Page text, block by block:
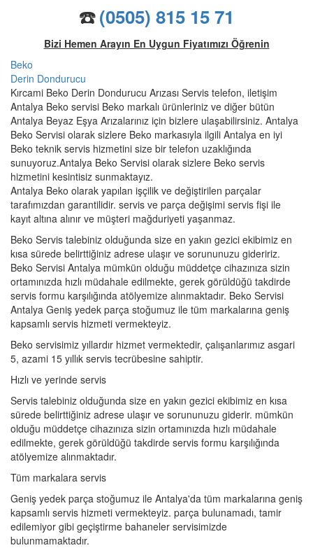
☎️(0505) 815 15 71
Bizi Hemen Arayın En Uygun Fiyatımızı Öğrenin
Beko
Derin Dondurucu
Kırcami Beko Derin Dondurucu Arızası Servis telefon, iletişim
Antalya Beko servisi Beko markalı ürünleriniz ve diğer bütün
Antalya Beyaz Eşya Arızalarınız için bizlere ulaşabilirsiniz. Antalya
Beko Servisi olarak sizlere Beko markasıyla ilgili Antalya en iyi
Beko teknik servis hizmetini size bir telefon uzaklığında
sunuyoruz.Antalya Beko Servisi olarak sizlere Beko servis
hizmetini kesintisiz sunmaktayız.
Antalya Beko olarak yapılan işçilik ve değiştirilen parçalar
tarafımızdan garantilidir. servis ve parça değişimi servis fişi ile
kayıt altına alınır ve müşteri mağduriyeti yaşanmaz.
Beko Servis talebiniz olduğunda size en yakın gezici ekibimiz en
kısa sürede belirttiğiniz adrese ulaşır ve sorununuzu gideririz.
Beko Servisi Antalya mümkün olduğu müddetçe cihazınıza sizin
ortamınızda hızlı müdahale edilmekte, gerek görüldüğü takdirde
servis formu karşılığında atölyemize alınmaktadır. Beko Servisi
Antalya Geniş yedek parça stoğumuz ile tüm markalarına geniş
kapsamlı servis hizmeti vermekteyiz.
Beko servisimiz yıllardır hizmet vermektedir, çalışanlarımız asgari
5, azami 15 yıllık servis tecrübesine sahiptir.
Hızlı ve yerinde servis
Servis talebiniz olduğunda size en yakın gezici ekibimiz en kısa
sürede belirttiğiniz adrese ulaşır ve sorununuzu giderir. mümkün
olduğu müddetçe cihazınıza sizin ortamınızda hızlı müdahale
edilmekte, gerek görüldüğü takdirde servis formu karşılığında
atölyemize alınmaktadır.
Tüm markalara servis
Geniş yedek parça stoğumuz ile Antalya'da tüm markalarına geniş
kapsamlı servis hizmeti vermekteyiz. parça bulunamadı, tamir
edilemiyor gibi geçiştirme bahaneler servisimizde
bulunmamaktadır.